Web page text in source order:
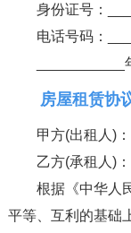
身份证号：
电话号码：
房屋租赁协
甲方(出租人)
乙方(承租人)
根据《中华人
平等、互利的基础